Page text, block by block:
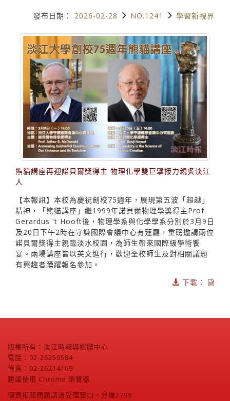
發布日期： 2026-02-28 NO.1241 學習新視界
熊貓講座再迎諾貝爾獎得主 物理化學雙巨擘接力親炙淡江
人
【本報訊】本校為慶祝創校75週年，展現第五波「超越」
精神，「熊貓講座」繼1999年諾貝爾物理學獎得主Prof.
Gerardus 't Hooft後，物理學系與化學學系分別於3月9日
及20日下午2時在守謙國際會議中心有蓮廳，重磅邀請兩位
諾貝爾獎得主親臨淡水校園，為師生帶來國際級學術饗
宴。兩場講座皆以英文進行，歡迎全校師生及對相關議題
有興趣者踴躍報名參加。
下載：
版權所有：淡江時報與媒體中心
電話：02-26250584
傳真：02-26214169
建議使用 Chrome 瀏覽器
個資相關問題請洽受理窗口，分機2799